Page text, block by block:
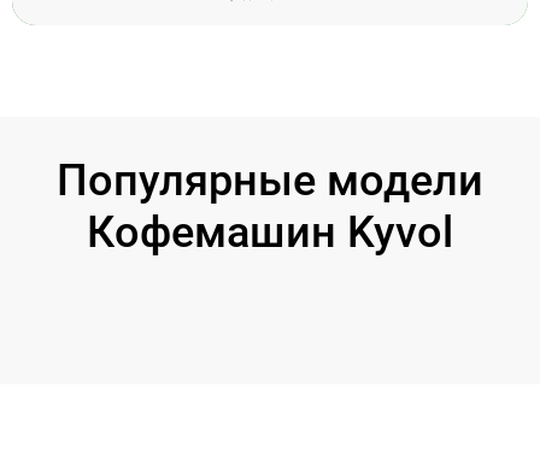
Популярные модели
Кофемашин Kyvol